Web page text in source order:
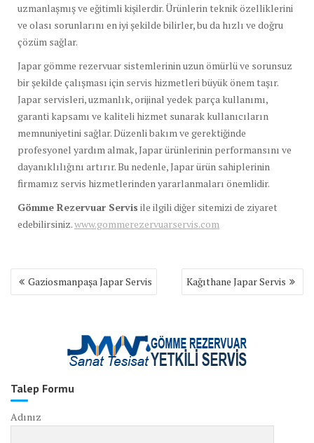
uzmanlaşmış ve eğitimli kişilerdir. Ürünlerin teknik özelliklerini
ve olası sorunlarını en iyi şekilde bilirler, bu da hızlı ve doğru
çözüm sağlar.
Japar gömme rezervuar sistemlerinin uzun ömürlü ve sorunsuz
bir şekilde çalışması için servis hizmetleri büyük önem taşır.
Japar servisleri, uzmanlık, orijinal yedek parça kullanımı,
garanti kapsamı ve kaliteli hizmet sunarak kullanıcıların
memnuniyetini sağlar. Düzenli bakım ve gerektiğinde
profesyonel yardım almak, Japar ürünlerinin performansını ve
dayanıklılığını artırır. Bu nedenle, Japar ürün sahiplerinin
firmamız servis hizmetlerinden yararlanmaları önemlidir.
Gömme Rezervuar Servis ile ilgili diğer sitemizi de ziyaret
edebilirsiniz.www.gommerezervuarservis.com
Yazı
gezinmesi
Gaziosmanpaşa Japar Servis Kağıthane Japar Servis
Talep Formu
Adınız